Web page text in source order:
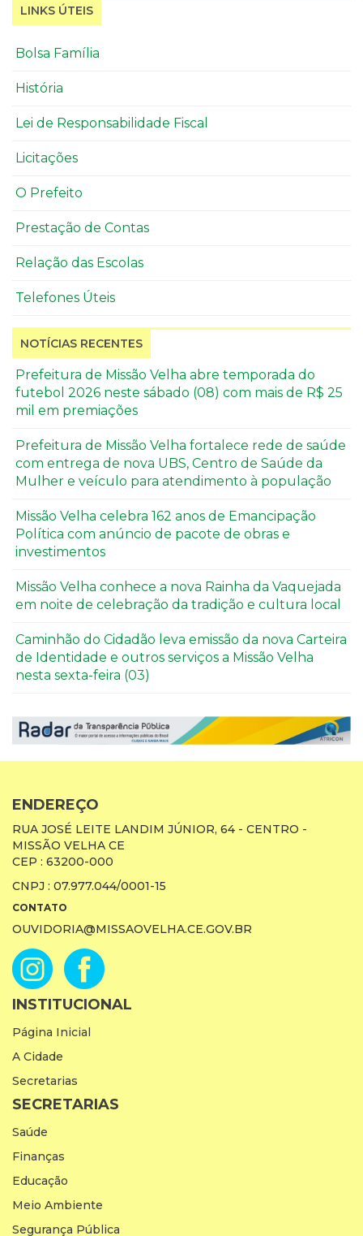
LINKS ÚTEIS
Bolsa Família
História
Lei de Responsabilidade Fiscal
Licitações
O Prefeito
Prestação de Contas
Relação das Escolas
Telefones Úteis
NOTÍCIAS RECENTES
Prefeitura de Missão Velha abre temporada do
futebol 2026 neste sábado (08) com mais de R$ 25
mil em premiações
Prefeitura de Missão Velha fortalece rede de saúde
com entrega de nova UBS, Centro de Saúde da
Mulher e veículo para atendimento à população
Missão Velha celebra 162 anos de Emancipação
Política com anúncio de pacote de obras e
investimentos
Missão Velha conhece a nova Rainha da Vaquejada
em noite de celebração da tradição e cultura local
Caminhão do Cidadão leva emissão da nova Carteira
de Identidade e outros serviços a Missão Velha
nesta sexta-feira (03)
ENDEREÇO
RUA JOSÉ LEITE LANDIM JÚNIOR, 64 - CENTRO -
MISSÃO VELHA CE
CEP : 63200-000
CNPJ : 07.977.044/0001-15
CONTATO
OUVIDORIA@MISSAOVELHA.CE.GOV.BR
INSTITUCIONAL
Página Inicial
A Cidade
Secretarias
SECRETARIAS
Saúde
Finanças
Educação
Meio Ambiente
Segurança Pública